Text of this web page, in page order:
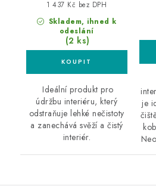
Skladem, ihned k
odeslání
(2 ks)
1 437 Kč bez DPH
Ideální produkt pro
údržbu interiéru, který
odstraňuje lehké nečistoty
a zanechává svěží a čistý
interiér.
je